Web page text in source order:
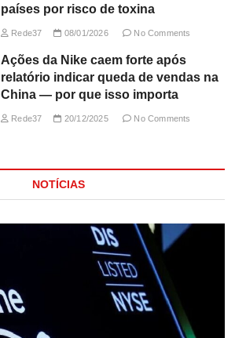
países por risco de toxina
Rede37 08/01/2026 No Comments
Ações da Nike caem forte após
relatório indicar queda de vendas na
China — por que isso importa
Rede37 20/12/2025 No Comments
NOTÍCIAS